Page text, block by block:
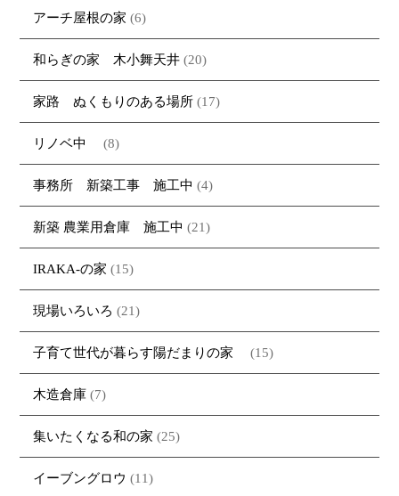
アーチ屋根の家 (6)
和らぎの家 木小舞天井 (20)
家路 ぬくもりのある場所 (17)
リノベ中 (8)
事務所 新築工事 施工中 (4)
新築 農業用倉庫 施工中 (21)
IRAKA-の家 (15)
現場いろいろ (21)
子育て世代が暮らす陽だまりの家 (15)
木造倉庫 (7)
集いたくなる和の家 (25)
イーブングロウ (11)